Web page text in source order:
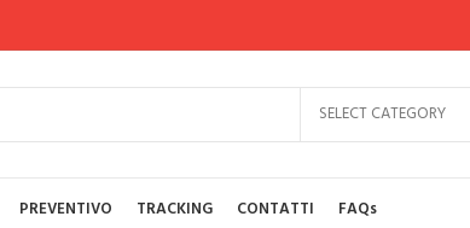
SELECT CATEGORY
PREVENTIVO TRACKING CONTATTI FAQs